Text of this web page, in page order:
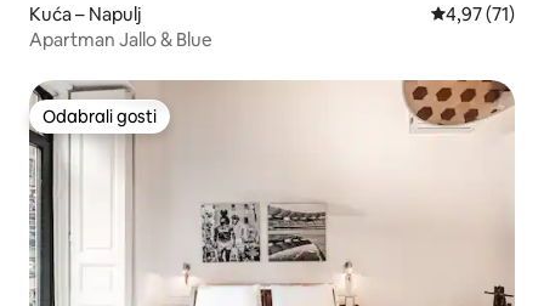
Kuća – Napulj Prosječna
4,97 (71)
Apartman Jallo & Blue
Odabrali gosti
Odabrali gosti